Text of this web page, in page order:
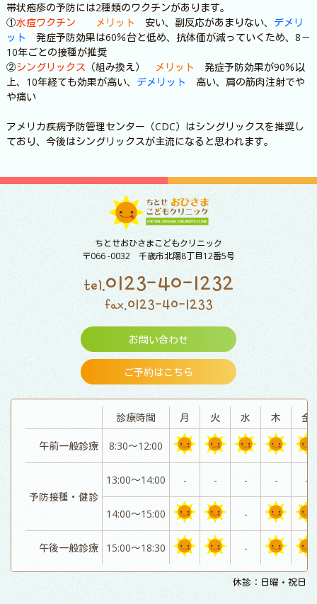
帯状疱疹の予防には2種類のワクチンがあります。
①水痘ワクチン メリット 安い、副反応があまりない、 デメリ
ット
発症予防効果は60％台と低め、抗体価が減っていくため、8－
10年ごとの接種が推奨
②シングリックス （組み換え） メリット
発症予防効果が90％以
上、10年経ても効果が高い、 デメリット
高い、肩の筋肉注射でや
や痛い
アメリカ疾病予防管理センター（CDC）はシングリックスを推奨し
ており、今後はシングリックスが主流になると思われます。
ちとせおひさまこどもクリニック
〒066 -0032 千歳市北陽8丁目12番5号
tel.0123-40-1232
fax.0123-40-1233
お問い合わせ
ご予約はこちら
診療時間 月 火 水 木 金
午前一般診療 8:30～12:00
予防接種・健診
13:00～14:00 - - - - -
14:00～15:00 -
午後一般診療 15:00～18:30 -
休診：日曜・祝日